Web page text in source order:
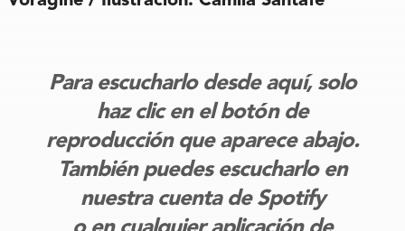
Para escucharlo desde aquí, solo
haz clic en el botón de
reproducción que aparece abajo.
También puedes escucharlo en
nuestra cuenta de Spotify